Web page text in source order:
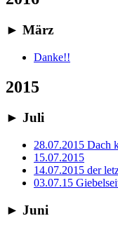
► März
Danke!!
2015
► Juli
28.07.2015 Dach
15.07.2015
14.07.2015 der
03.07.15
► Juni